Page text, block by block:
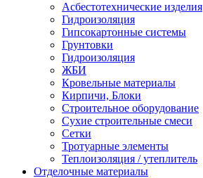
Асбестотехнические изделия
Гидроизоляция
Гипсокартонные системы
Грунтовки
Гидроизоляция
ЖБИ
Кровельные материалы
Кирпичи, Блоки
Строительное оборудование
Сухие строительные смеси
Сетки
Тротуарные элементы
Теплоизоляция / утеплитель
Отделочные материалы